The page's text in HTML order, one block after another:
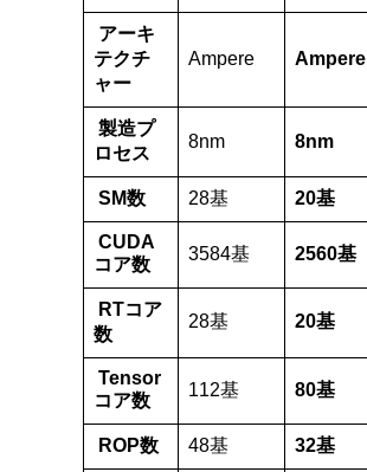
アーキ
テクチ
ャー
Ampere Ampere
製造プ
ロセス
8nm 8nm
SM数 28基 20基
CUDA
コア数
3584基 2560基
RTコア
数
28基 20基
Tensor
コア数
112基 80基
ROP数 48基 32基